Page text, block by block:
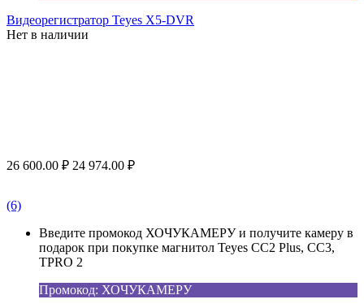
Видеорегистратор Teyes X5-DVR
Нет в наличии
26 600.00 ₽ 24 974.00 ₽
(6)
Введите промокод ХОЧУКАМЕРУ и получите камеру в
подарок при покупке магнитол Teyes CC2 Plus, CC3,
TPRO 2
Промокод: ХОЧУКАМЕРУ